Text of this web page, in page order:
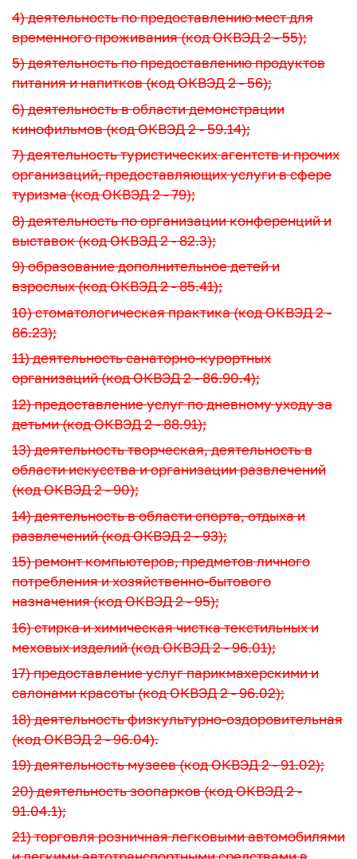
4) деятельность по предоставлению мест для
временного проживания (код ОКВЭД 2 - 55);
5) деятельность по предоставлению продуктов
питания и напитков (код ОКВЭД 2 - 56);
6) деятельность в области демонстрации
кинофильмов (код ОКВЭД 2 - 59.14);
7) деятельность туристических агентств и прочих
организаций, предоставляющих услуги в сфере
туризма (код ОКВЭД 2 - 79);
8) деятельность по организации конференций и
выставок (код ОКВЭД 2 - 82.3);
9) образование дополнительное детей и
взрослых (код ОКВЭД 2 - 85.41);
10) стоматологическая практика (код ОКВЭД 2 -
86.23);
11) деятельность санаторно-курортных
организаций (код ОКВЭД 2 - 86.90.4);
12) предоставление услуг по дневному уходу за
детьми (код ОКВЭД 2 - 88.91);
13) деятельность творческая, деятельность в
области искусства и организации развлечений
(код ОКВЭД 2 - 90);
14) деятельность в области спорта, отдыха и
развлечений (код ОКВЭД 2 - 93);
15) ремонт компьютеров, предметов личного
потребления и хозяйственно-бытового
назначения (код ОКВЭД 2 - 95);
16) стирка и химическая чистка текстильных и
меховых изделий (код ОКВЭД 2 - 96.01);
17) предоставление услуг парикмахерскими и
салонами красоты (код ОКВЭД 2 - 96.02);
18) деятельность физкультурно-оздоровительная
(код ОКВЭД 2 - 96.04).
19) деятельность музеев (код ОКВЭД 2 - 91.02);
20) деятельность зоопарков (код ОКВЭД 2 -
91.04.1);
21) торговля розничная легковыми автомобилями